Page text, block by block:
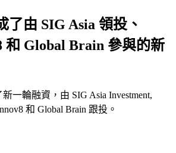
了由 SIG Asia 領投、
和 Global Brain 參與的新
一輪融資，由 SIG Asia Investment,
和 Global Brain 跟投。